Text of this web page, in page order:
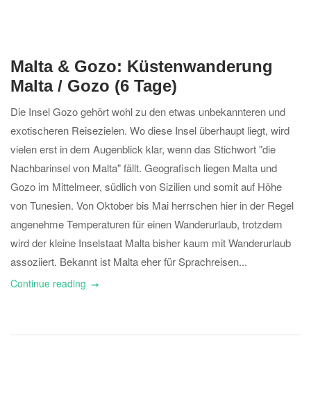
Malta & Gozo: Küstenwanderung
Malta / Gozo (6 Tage)
Die Insel Gozo gehört wohl zu den etwas unbekannteren und
exotischeren Reisezielen. Wo diese Insel überhaupt liegt, wird
vielen erst in dem Augenblick klar, wenn das Stichwort "die
Nachbarinsel von Malta" fällt. Geografisch liegen Malta und
Gozo im Mittelmeer, südlich von Sizilien und somit auf Höhe
von Tunesien. Von Oktober bis Mai herrschen hier in der Regel
angenehme Temperaturen für einen Wanderurlaub, trotzdem
wird der kleine Inselstaat Malta bisher kaum mit Wanderurlaub
assoziiert. Bekannt ist Malta eher für Sprachreisen...
Continue reading